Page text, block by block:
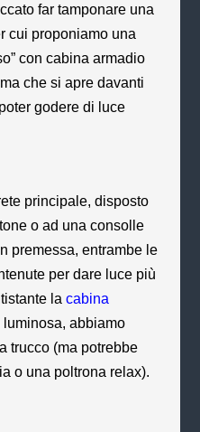
far tamponare una
cui proponiamo una
con cabina armadio
che si apre davanti
godere di luce
principale, disposto
o ad una consolle
premessa, entrambe le
per dare luce più
la cabina
abbiamo
trucco (ma potrebbe
o una poltrona relax).